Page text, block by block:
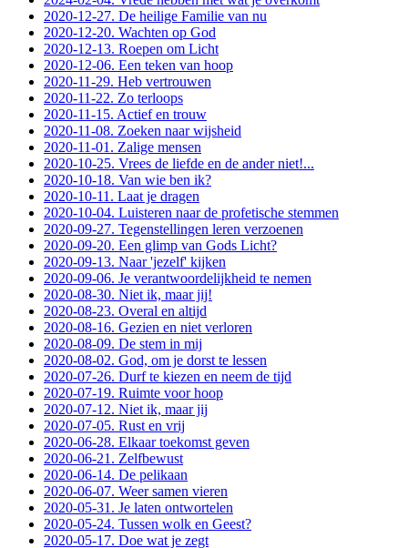
2020-12-27. De heilige Familie van nu
2020-12-20. Wachten op God
2020-12-13. Roepen om Licht
2020-12-06. Een teken van hoop
2020-11-29. Heb vertrouwen
2020-11-22. Zo terloops
2020-11-15. Actief en trouw
2020-11-08. Zoeken naar wijsheid
2020-11-01. Zalige mensen
2020-10-25. Vrees de liefde en de ander niet!...
2020-10-18. Van wie ben ik?
2020-10-11. Laat je dragen
2020-10-04. Luisteren naar de profetische stemmen
2020-09-27. Tegenstellingen leren verzoenen
2020-09-20. Een glimp van Gods Licht?
2020-09-13. Naar 'jezelf' kijken
2020-09-06. Je verantwoordelijkheid te nemen
2020-08-30. Niet ik, maar jij!
2020-08-23. Overal en altijd
2020-08-16. Gezien en niet verloren
2020-08-09. De stem in mij
2020-08-02. God, om je dorst te lessen
2020-07-26. Durf te kiezen en neem de tijd
2020-07-19. Ruimte voor hoop
2020-07-12. Niet ik, maar jij
2020-07-05. Rust en vrij
2020-06-28. Elkaar toekomst geven
2020-06-21. Zelfbewust
2020-06-14. De pelikaan
2020-06-07. Weer samen vieren
2020-05-31. Je laten ontwortelen
2020-05-24. Tussen wolk en Geest?
2020-05-17. Doe wat je zegt